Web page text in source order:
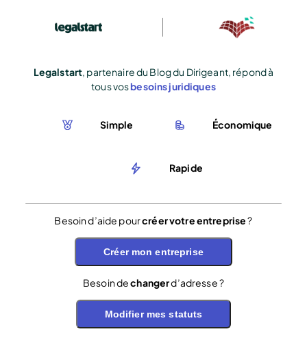
Legalstart, partenaire du Blog du Dirigeant, répond à
tous vosbesoins juridiques
Simple Économique
Rapide
Besoin d’aide pourcréer votre entreprise?
Créer mon entreprise
Besoin dechangerd’adresse ?
Modifier mes statuts